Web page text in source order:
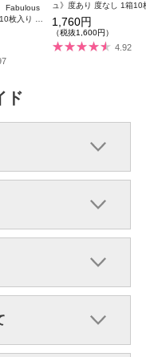
Fabulous
枚入り 合
ュ》度あり 度なし 1箱10
1,760円
（税抜1,600円）
4.92
ド